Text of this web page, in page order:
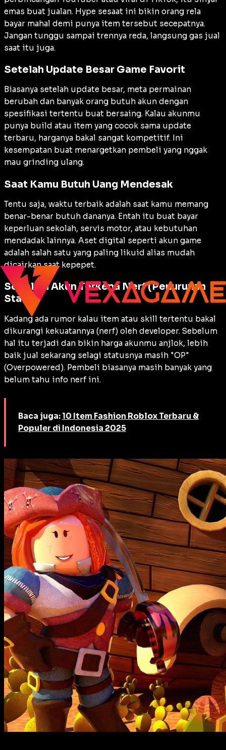
emas buat jualan. Hype sesaat ini bikin orang rela
bayar mahal demi punya item tersebut secepatnya.
Jangan tunggu sampai trennya reda, langsung gas jual
saat itu juga.
Setelah Update Besar Game Favorit
Biasanya setelah update besar, meta permainan
berubah dan banyak orang butuh akun dengan
spesifikasi tertentu buat bersaing. Kalau akunmu
punya build atau item yang cocok sama update
terbaru, harganya bakal sangat kompetitif. Ini
kesempatan buat menargetkan pembeli yang nggak
mau grinding ulang.
Saat Kamu Butuh Uang Mendesak
Tentu saja, waktu terbaik adalah saat kamu memang
benar-benar butuh dananya. Entah itu buat bayar
keperluan sekolah, servis motor, atau kebutuhan
mendadak lainnya. Aset digital seperti akun game
adalah salah satu yang paling likuid alias mudah
dicairkan saat kepepet.
Sebelum Akun Terkena Nerf (Penurunan
Stats)
Kadang ada rumor kalau item atau skill tertentu bakal
dikurangi kekuatannya (nerf) oleh developer. Sebelum
hal itu terjadi dan bikin harga akunmu anjlok, lebih
baik jual sekarang selagi statusnya masih "OP"
(Overpowered). Pembeli biasanya masih banyak yang
belum tahu info nerf ini.
Baca juga: 10 Item Fashion Roblox Terbaru &
Populer di Indonesia 2025